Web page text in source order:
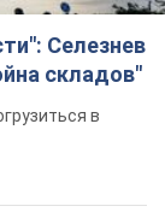
Селезнев
складов"
в